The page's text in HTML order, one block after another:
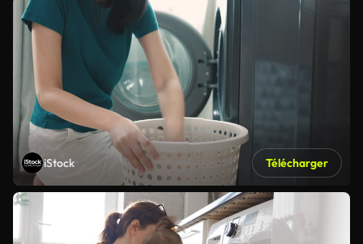
iStock Télécharger